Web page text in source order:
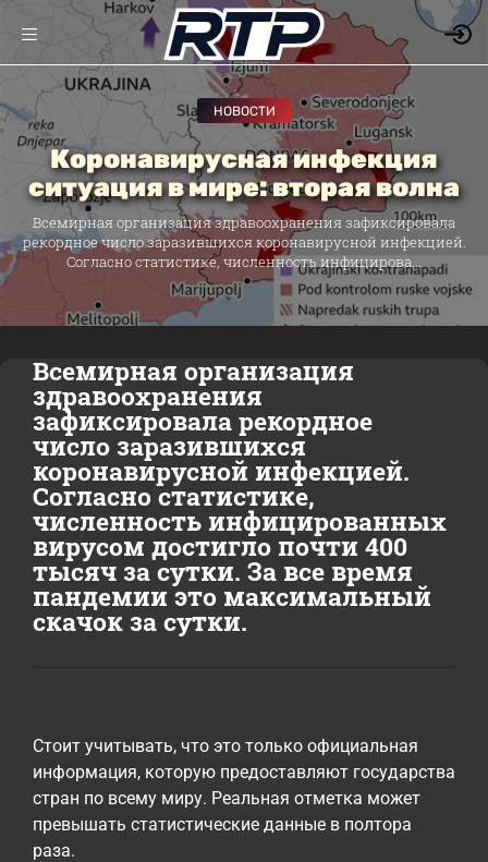
НОВОСТИ
Коронавирусная инфекция
ситуация в мире: вторая волна
Всемирная организация здравоохранения зафиксировала
рекордное число заразившихся коронавирусной инфекцией.
Согласно статистике, численность инфицирова...
Всемирная организация
здравоохранения
зафиксировала рекордное
число заразившихся
коронавирусной инфекцией.
Согласно статистике,
численность инфицированных
вирусом достигло почти 400
тысяч за сутки. За все время
пандемии это максимальный
скачок за сутки.
Стоит учитывать, что это только официальная
информация, которую предоставляют государства
стран по всему миру. Реальная отметка может
превышать статистические данные в полтора
раза.